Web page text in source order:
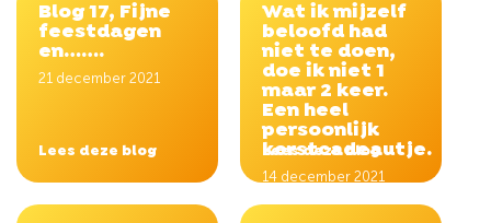
Blog 17, Fijne
feestdagen
en…….
21 december 2021
Lees deze blog
Wat ik mijzelf
beloofd had
niet te doen,
doe ik niet 1
maar 2 keer.
Een heel
persoonlijk
kerstcadeautje.
14 december 2021
Lees deze blog